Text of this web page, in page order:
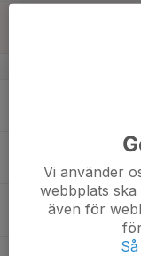
Vi använder
webbplats
även för